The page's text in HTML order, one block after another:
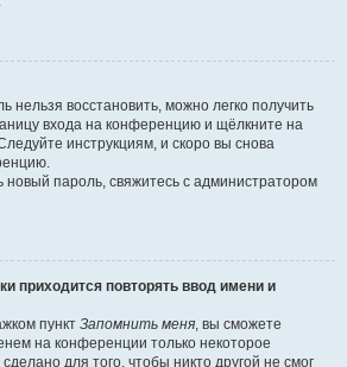
нельзя восстановить, можно легко получить
входа на конференцию и щёлкните на
инструкциям, и скоро вы снова
новый пароль, свяжитесь с администратором
приходится повторять ввод имени и
пункт Запомнить меня, вы сможете
на конференции только некоторое
для того, чтобы никто другой не смог